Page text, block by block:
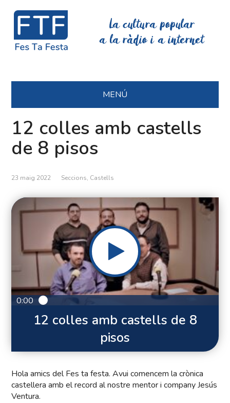
La cultura popular
a la ràdio i a internet
MENÚ
12 colles amb castells
de 8 pisos
23 maig 2022 Seccions, Castells
0:00
12 colles amb castells de 8
pisos
Hola amics del Fes ta festa. Avui comencem la crònica
castellera amb el record al nostre mentor i company Jesús
Ventura.